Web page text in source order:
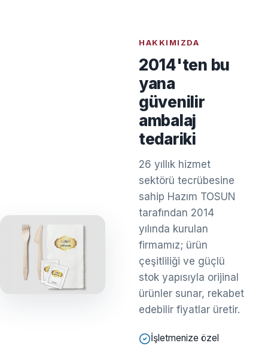
HAKKIMIZDA
2014'ten bu
yana
güvenilir
ambalaj
tedariki
26 yıllık hizmet
sektörü tecrübesine
sahip Hazım TOSUN
tarafından 2014
yılında kurulan
firmamız; ürün
çeşitliliği ve güçlü
stok yapısıyla orijinal
ürünler sunar, rekabet
edebilir fiyatlar üretir.
İşletmenize özel